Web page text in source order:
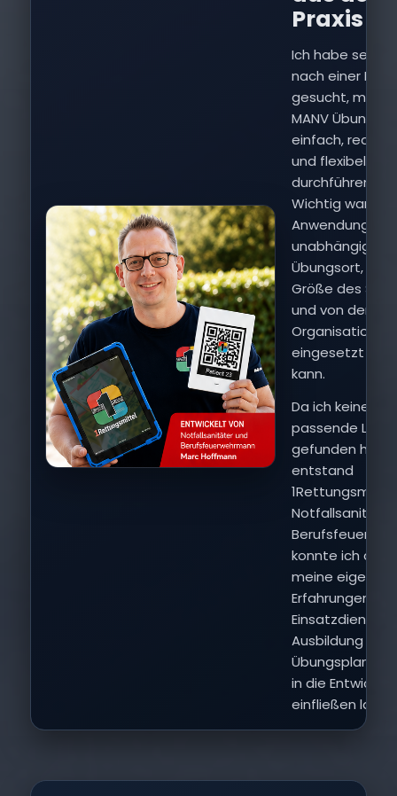
Praxis
Ich habe selbst
nach einer
gesucht, mit
MANV Übungen
einfach,
und flexibel
durchführen
Wichtig war mir
Anwendung, die
unabhängig
Übungsort, von
Größe des
und von der
Organisation
eingesetzt
kann.
Da ich keine
passende
gefunden habe,
entstand
konnte ich
meine eigenen
Erfahrungen aus
Einsatzdienst,
Ausbildung und
in die
einfließen